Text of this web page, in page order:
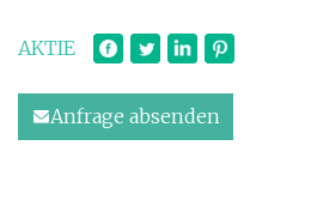
AKTIE
Anfrage absenden